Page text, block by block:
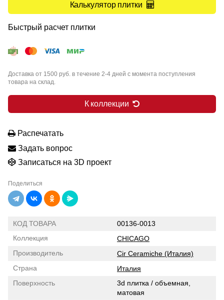
Калькулятор плитки
Быстрый расчет плитки
Доставка от 1500 руб. в течение 2-4 дней с момента поступления
товара на склад.
К коллекции
Распечатать
Задать вопрос
Записаться на 3D проект
Поделиться
КОД ТОВАРА
00136-0013
Коллекция
CHICAGO
Производитель
Cir Ceramiche (Италия)
Страна
Италия
Поверхность
3d плитка / объемная,
матовая